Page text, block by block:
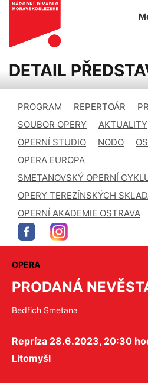
DETAIL
PROGRAM REPERTOÁR
SOUBOR OPERY
AKTUALITY
OPERNÍ STUDIO
NODO
OPERA EUROPA
SMETANOVSKÝ OPERNÍ
OPERY TEREZÍNSKÝCH
OPERNÍ AKADEMIE OSTRAVA
OPERA
PRODANÁ
Bedřich Smetana
Repríza 28.6.2023, 20:30
Litomyšl